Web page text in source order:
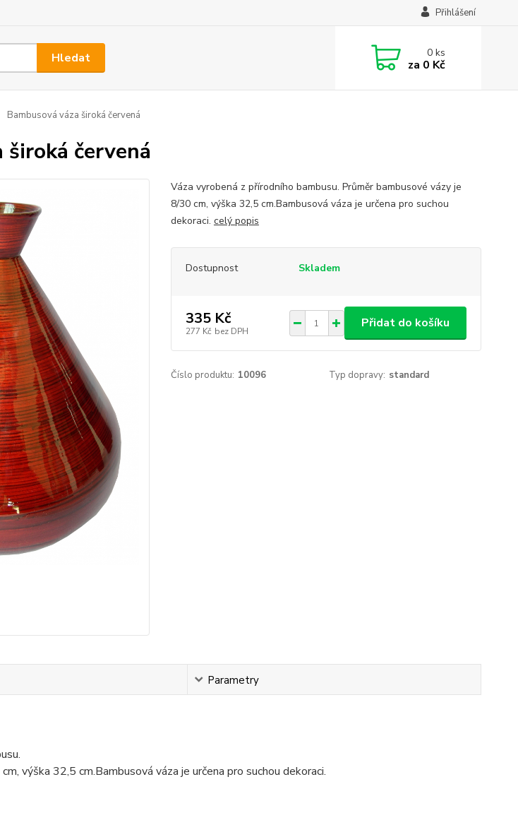
Přihlášení
Hledat 0ks
za 0 Kč
Bambusová váza široká červená
široká červená
Váza vyrobená z přírodního bambusu. Průměr bambusové vázy je
8/30 cm, výška 32,5 cm.Bambusová váza je určena pro suchou
dekoraci. celý popis
Dostupnost Skladem
335 Kč
277 Kč bez DPH
Přidat do košíku
Číslo produktu: 10096 Typ dopravy: standard
Parametry
výška 32,5 cm.Bambusová váza je určena pro suchou dekoraci.